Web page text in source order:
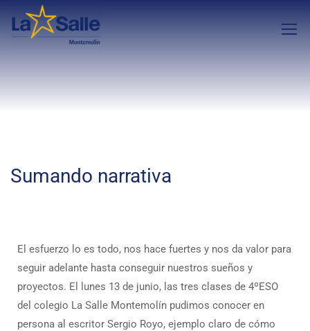
Sumando narrativa
El esfuerzo lo es todo, nos hace fuertes y nos da valor para
seguir adelante hasta conseguir nuestros sueños y
proyectos. El lunes 13 de junio, las tres clases de 4ºESO
del colegio La Salle Montemolín pudimos conocer en
persona al escritor Sergio Royo, ejemplo claro de cómo